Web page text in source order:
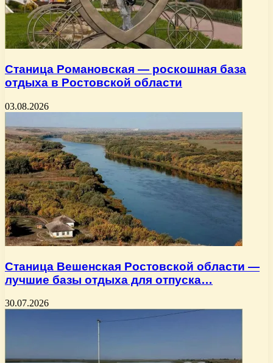
Станица Романовская — роскошная база
отдыха в Ростовской области
03.08.2026
Станица Вешенская Ростовской области —
лучшие базы отдыха для отпуска…
30.07.2026